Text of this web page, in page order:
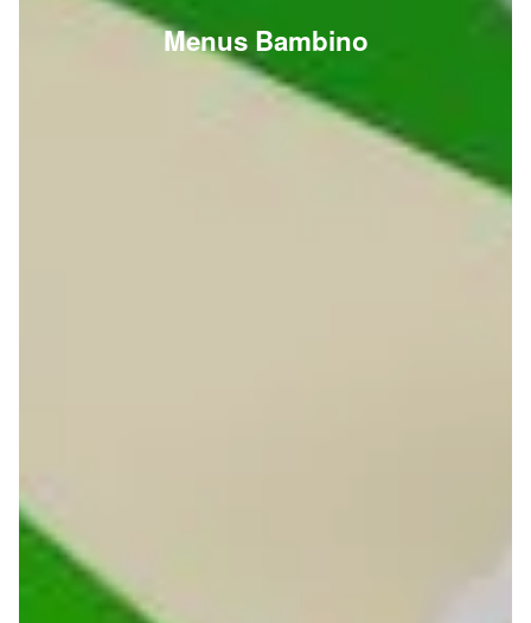
Menus Bambino